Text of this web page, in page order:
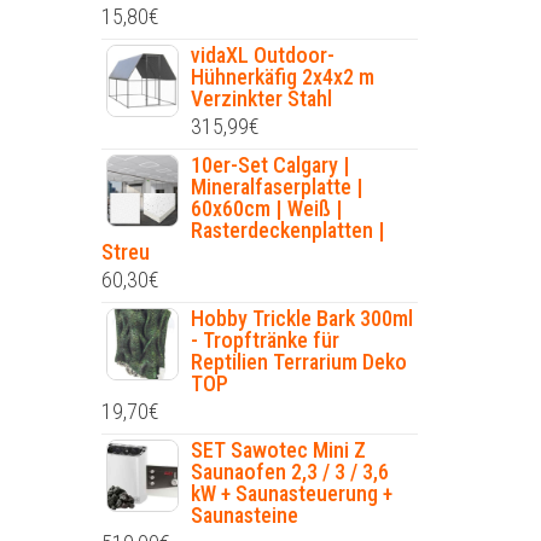
15,80€
vidaXL Outdoor-
Hühnerkäfig 2x4x2 m
Verzinkter Stahl
315,99€
10er-Set Calgary |
Mineralfaserplatte |
60x60cm | Weiß |
Rasterdeckenplatten |
Streu
60,30€
Hobby Trickle Bark 300ml
- Tropftränke für
Reptilien Terrarium Deko
TOP
19,70€
SET Sawotec Mini Z
Saunaofen 2,3 / 3 / 3,6
kW + Saunasteuerung +
Saunasteine